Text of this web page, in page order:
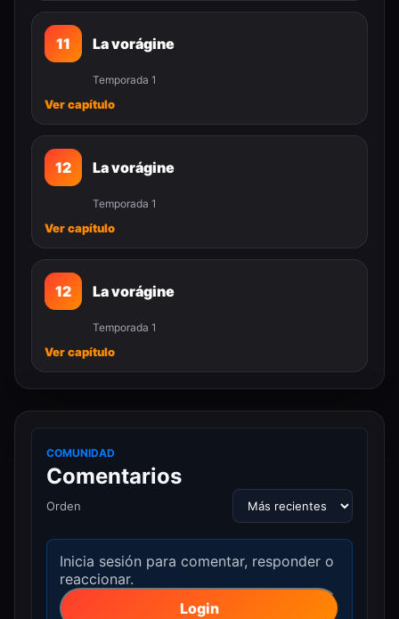
11 La vorágine
Temporada 1
Ver capítulo
12 La vorágine
Temporada 1
Ver capítulo
12 La vorágine
Temporada 1
Ver capítulo
COMUNIDAD
Comentarios
Orden
Inicia sesión para comentar, responder o
reaccionar.
Login